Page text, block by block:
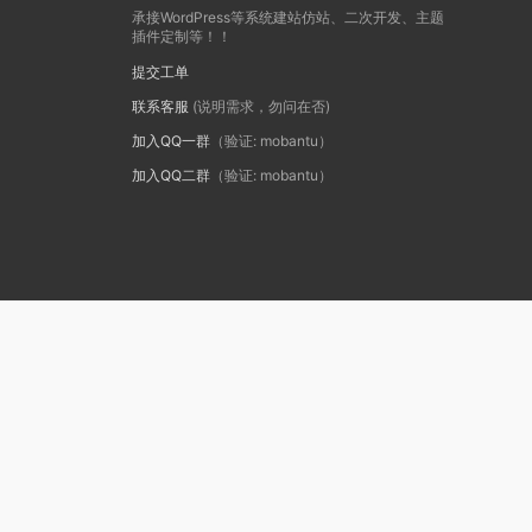
承接WordPress等系统建站仿站、二次开发、主题
插件定制等！！
提交工单
联系客服 (说明需求，勿问在否)
加入QQ一群（验证: mobantu）
加入QQ二群（验证: mobantu）